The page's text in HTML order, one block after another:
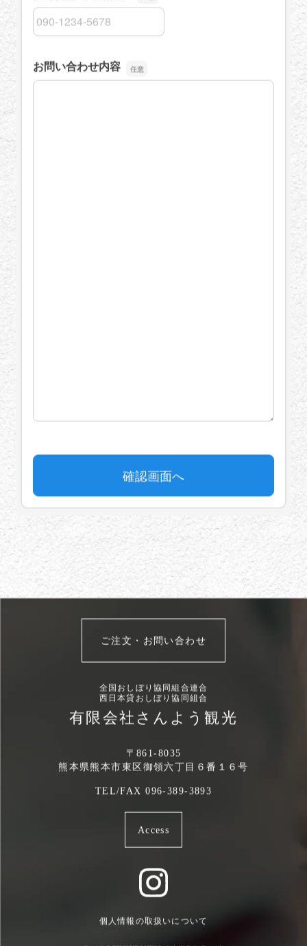
全国おしぼり協同組合連合
西日本貸おしぼり協同組合
有限会社さんよう観光
〒861-8035
熊本県熊本市東区御領六丁目６番１６号
TEL/FAX 096-389-3893
Access
個人情報の取扱いについて
ご注文・お問い合わせ